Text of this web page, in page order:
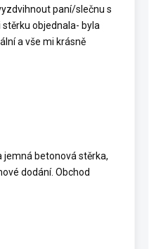
paní/slečnu s
objednala- byla
a vše mi krásně
jemná betonová stěrka,
dodání. Obchod